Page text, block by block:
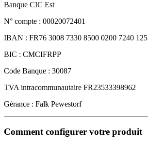
Banque CIC Est
N° compte : 00020072401
IBAN : FR76 3008 7330 8500 0200 7240 125
BIC : CMCIFRPP
Code Banque : 30087
TVA intracommunautaire FR23533398962
Gérance : Falk Pewestorf
Comment configurer votre produit